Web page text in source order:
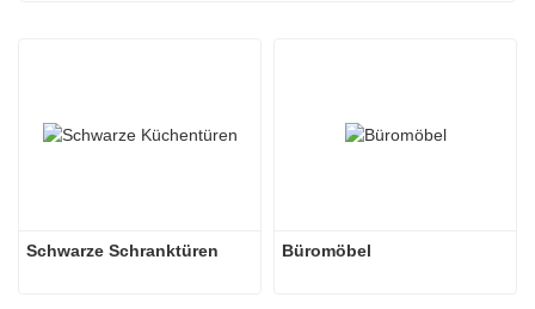
Schwarze Schranktüren Büromöbel